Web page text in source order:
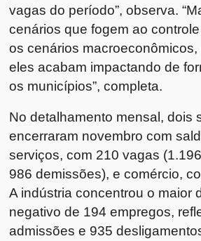
vagas do período”, observa.
cenários que fogem ao
os cenários
eles acabam impactando de
os municípios”, completa.
No detalhamento mensal, dois
encerraram novembro com
serviços, com 210 vagas
986 demissões), e comércio,
A indústria concentrou o maior
negativo de 194 empregos,
admissões e 935